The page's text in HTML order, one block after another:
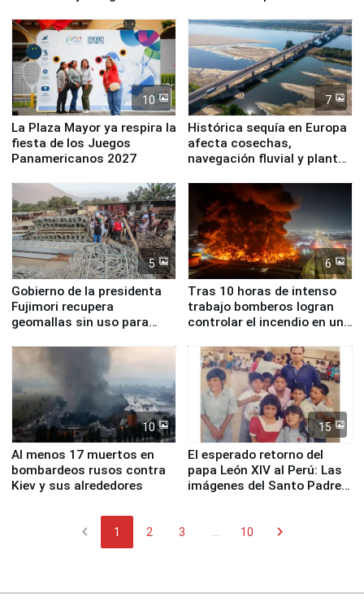
10
La Plaza Mayor ya respira la
fiesta de los Juegos
Panamericanos 2027
7
Histórica sequía en Europa
afecta cosechas,
navegación fluvial y plantas
5
Gobierno de la presidenta
Fujimori recupera
geomallas sin uso para
Fenómeno El Niño
6
Tras 10 horas de intenso
trabajo bomberos logran
controlar el incendio en una
de Chile
10
Al menos 17 muertos en
bombardeos rusos contra
Kiev y sus alrededores
15
El esperado retorno del
papa León XIV al Perú: Las
imágenes del Santo Padre
chevron_left 1 2 3 10 chevron_right